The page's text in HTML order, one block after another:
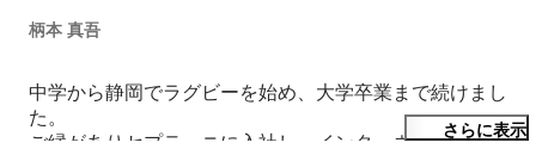
柄本 真吾
中学から静岡でラグビーを始め、大学卒業まで続けまし
た。
ご縁がありセプテーニに入社し、インターネット広告周り
さらに表示